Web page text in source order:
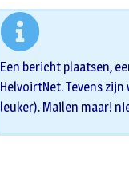
Een bericht plaatsen,
HelvoirtNet. Tevens
leuker). Mailen maar!